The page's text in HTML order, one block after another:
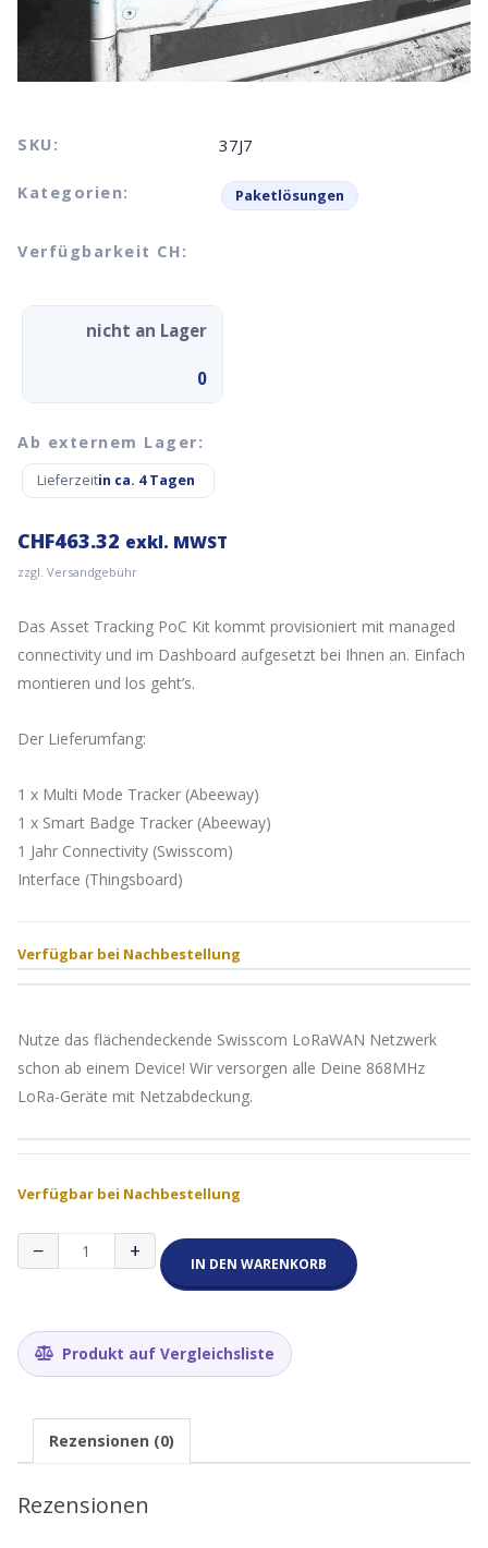
SKU: 37J7
Kategorien: Paketlösungen
Verfügbarkeit CH:
nicht an Lager
0
Ab externem Lager:
Lieferzeitin ca. 4 Tagen
CHF463.32 exkl. MWST
zzgl. Versandgebühr
Das Asset Tracking PoC Kit kommt provisioniert mit managed
connectivity und im Dashboard aufgesetzt bei Ihnen an. Einfach
montieren und los geht’s.
Der Lieferumfang:
1 x Multi Mode Tracker (Abeeway)
1 x Smart Badge Tracker (Abeeway)
1 Jahr Connectivity (Swisscom)
Interface (Thingsboard)
Verfügbar bei Nachbestellung
Nutze das flächendeckende Swisscom LoRaWAN Netzwerk
schon ab einem Device! Wir versorgen alle Deine 868MHz
LoRa-Geräte mit Netzabdeckung.
Verfügbar bei Nachbestellung
−
Asset
Tracking
Kit
(Sensor+Konnektivität+Plattform)
+ IN DEN WARENKORB
Produkt auf Vergleichsliste
Rezensionen (0)
Rezensionen